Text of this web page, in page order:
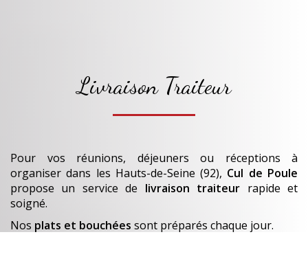
Livraison Traiteur
Pour vos réunions, déjeuners ou réceptions à
organiserdans les Hauts-de-Seine (92), Cul de Poule
propose un service de livraison traiteur rapide et
soigné.
Nos plats et bouchées sont préparés chaque jour.